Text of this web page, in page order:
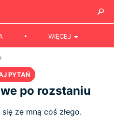
WIĘCEJ
PYTAŃ
po rozstaniu
ze mną coś złego.